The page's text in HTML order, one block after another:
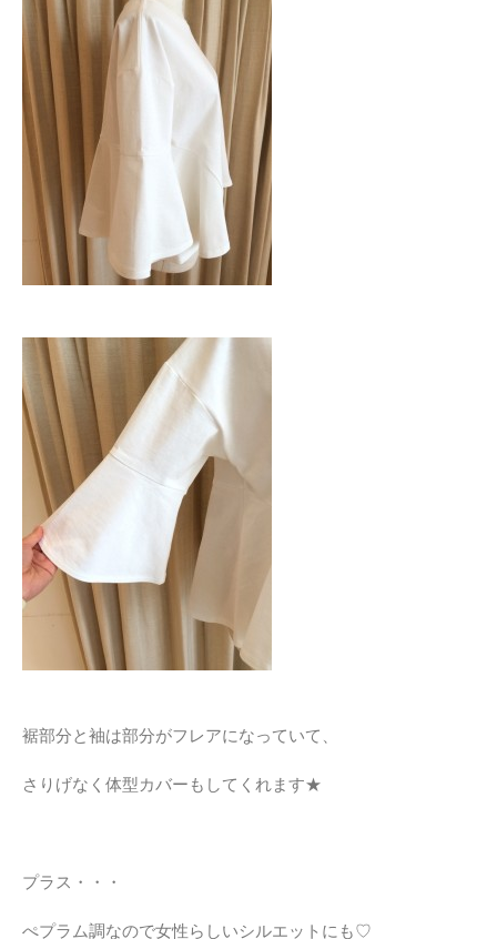
裾部分と袖は部分がフレアになっていて、
さりげなく体型カバーもしてくれます★
プラス・・・
ぺプラム調なので女性らしいシルエットにも♡